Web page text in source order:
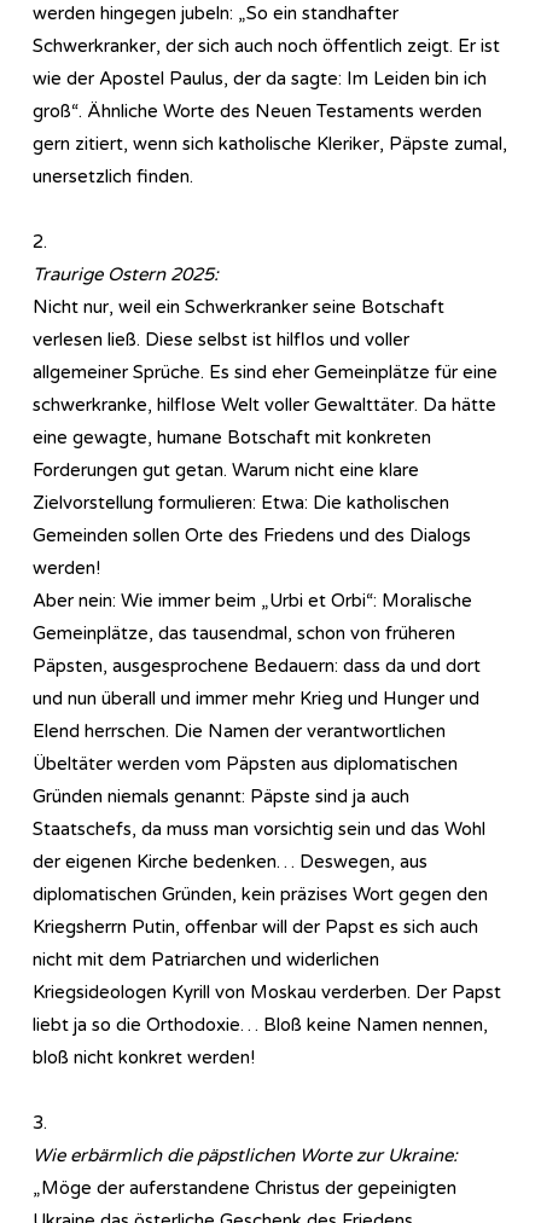
werden hingegen jubeln: „So ein standhafter
Schwerkranker, der sich auch noch öffentlich zeigt. Er ist
wie der Apostel Paulus, der da sagte: Im Leiden bin ich
groß“. Ähnliche Worte des Neuen Testaments werden
gern zitiert, wenn sich katholische Kleriker, Päpste zumal,
unersetzlich finden.
2.
Traurige Ostern 2025:
Nicht nur, weil ein Schwerkranker seine Botschaft
verlesen ließ. Diese selbst ist hilflos und voller
allgemeiner Sprüche. Es sind eher Gemeinplätze für eine
schwerkranke, hilflose Welt voller Gewalttäter. Da hätte
eine gewagte, humane Botschaft mit konkreten
Forderungen gut getan. Warum nicht eine klare
Zielvorstellung formulieren: Etwa: Die katholischen
Gemeinden sollen Orte des Friedens und des Dialogs
werden!
Aber nein: Wie immer beim „Urbi et Orbi“: Moralische
Gemeinplätze, das tausendmal, schon von früheren
Päpsten, ausgesprochene Bedauern: dass da und dort
und nun überall und immer mehr Krieg und Hunger und
Elend herrschen. Die Namen der verantwortlichen
Übeltäter werden vom Päpsten aus diplomatischen
Gründen niemals genannt: Päpste sind ja auch
Staatschefs, da muss man vorsichtig sein und das Wohl
der eigenen Kirche bedenken… Deswegen, aus
diplomatischen Gründen, kein präzises Wort gegen den
Kriegsherrn Putin, offenbar will der Papst es sich auch
nicht mit dem Patriarchen und widerlichen
Kriegsideologen Kyrill von Moskau verderben. Der Papst
liebt ja so die Orthodoxie… Bloß keine Namen nennen,
bloß nicht konkret werden!
3.
Wie erbärmlich die päpstlichen Worte zur Ukraine:
„Möge der auferstandene Christus der gepeinigten